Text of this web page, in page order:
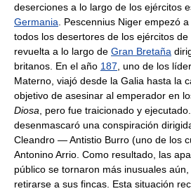
deserciones a lo largo de los ejércitos
Germania . Pescennius Niger empezó
todos los desertores de los ejércitos
revuelta a lo largo de Gran Bretaña
britanos. En el año 187 , uno de los
Materno, viajó desde la Galia hasta la
objetivo de asesinar al emperador en
Diosa , pero fue traicionado y
desenmascaró una conspiración
Cleandro — Antistio Burro (uno de los
Antonino Arrio. Como resultado, las
público se tornaron más inusuales
retirarse a sus fincas. Esta situación